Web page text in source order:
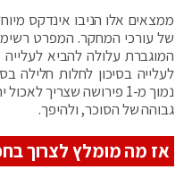
של עורכי המחקר. המפרט
המוגברת עלולה להביא
לעלייה בסיכון לחלות חלילה
נמוך מ-1 פירושה שצריך
גבוהה של הסוכר, ולהיפך.
אז מה מומלץ לצרוך